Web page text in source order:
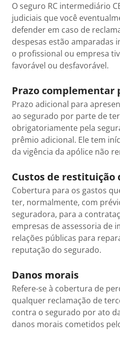
O seguro RC intermediário
judiciais que você
defender em caso de
despesas estão amparadas
o profissional ou empresa
favorável ou desfavorável.
Prazo complementar
Prazo adicional para
ao segurado por parte de
obrigatoriamente pela
prêmio adicional. Ele tem
da vigência da apólice não
Custos de restituição
Cobertura para os gastos
ter, normalmente, com
seguradora, para a
empresas de assessoria de
relações públicas para
reputação do segurado.
Danos morais
Refere-se à cobertura de
qualquer reclamação de
contra o segurado por ato
danos morais cometidos